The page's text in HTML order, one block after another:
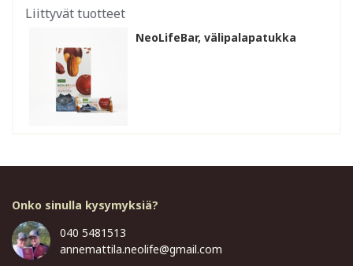
Liittyvät tuotteet
NeoLifeBar, välipalapatukka
Onko sinulla kysymyksiä?
040 5481513
annemattila.neolife@gmail.com